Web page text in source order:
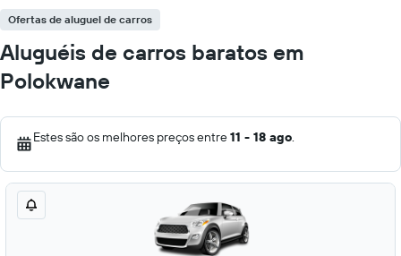
Ofertas de aluguel de carros
Aluguéis de carros baratos em
Polokwane
Estes são os melhores preços entre11 - 18 ago.